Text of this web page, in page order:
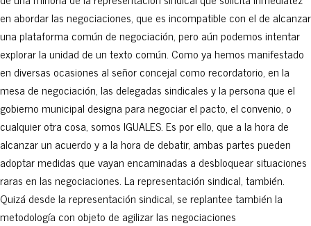
en abordar las negociaciones, que es incompatible con el de alcanzar
una plataforma común de negociación, pero aún podemos intentar
explorar la unidad de un texto común. Como ya hemos manifestado
en diversas ocasiones al señor concejal como recordatorio, en la
mesa de negociación, las delegadas sindicales y la persona que el
gobierno municipal designa para negociar el pacto, el convenio, o
cualquier otra cosa, somos IGUALES. Es por ello, que a la hora de
alcanzar un acuerdo y a la hora de debatir, ambas partes pueden
adoptar medidas que vayan encaminadas a desbloquear situaciones
raras en las negociaciones. La representación sindical, también.
Quizá desde la representación sindical, se replantee también la
metodología con objeto de agilizar las negociaciones